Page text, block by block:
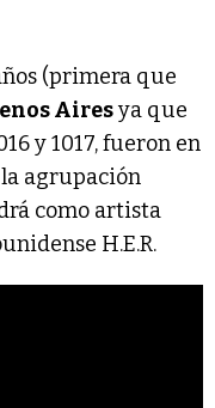
(primera que
Airesya que
y 1017, fueron en
la agrupación
como artista
H.E.R.